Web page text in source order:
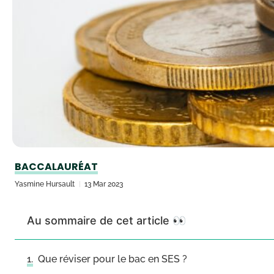
BACCALAURÉAT
Yasmine Hursault 13 Mar 2023
Au sommaire de cet article 👀
Que réviser pour le bac en SES ?